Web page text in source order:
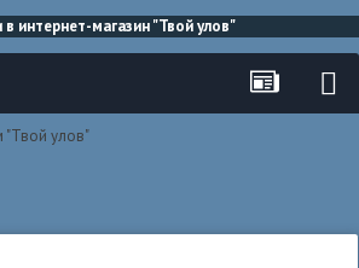
в интернет-магазин "Твой улов"